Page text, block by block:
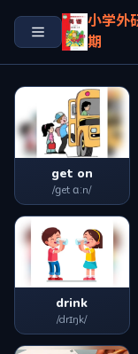
小学外
期
get on
/ɡet ɑːn/
drink
/drɪŋk/